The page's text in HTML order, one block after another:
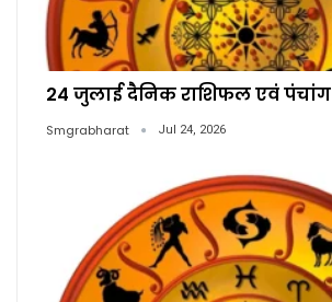
24 जुलाई दैनिक राशिफल एवं पंचांग
Smgrabharat Jul 24, 2026